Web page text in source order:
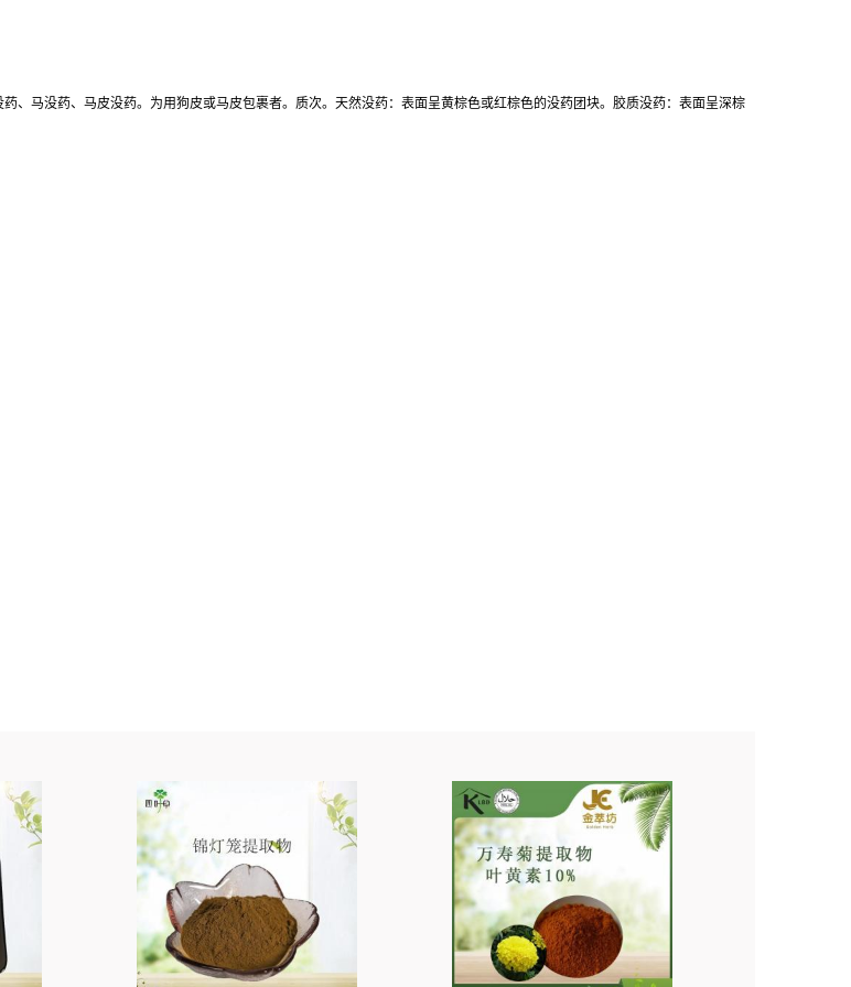
、马没药、马皮没药。为用狗皮或马皮包裹者。质次。天然没药：表面呈黄棕色或红棕色的没药团块。胶质没药：表面呈深棕